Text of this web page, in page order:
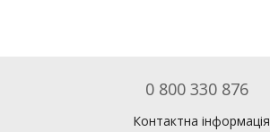
0 800 330 876
Контактна інформація